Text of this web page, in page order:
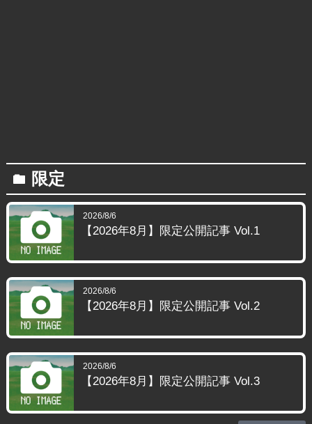
folder 限定
2026/8/6
【2026年8月】限定公開記事 Vol.1
2026/8/6
【2026年8月】限定公開記事 Vol.2
2026/8/6
【2026年8月】限定公開記事 Vol.3